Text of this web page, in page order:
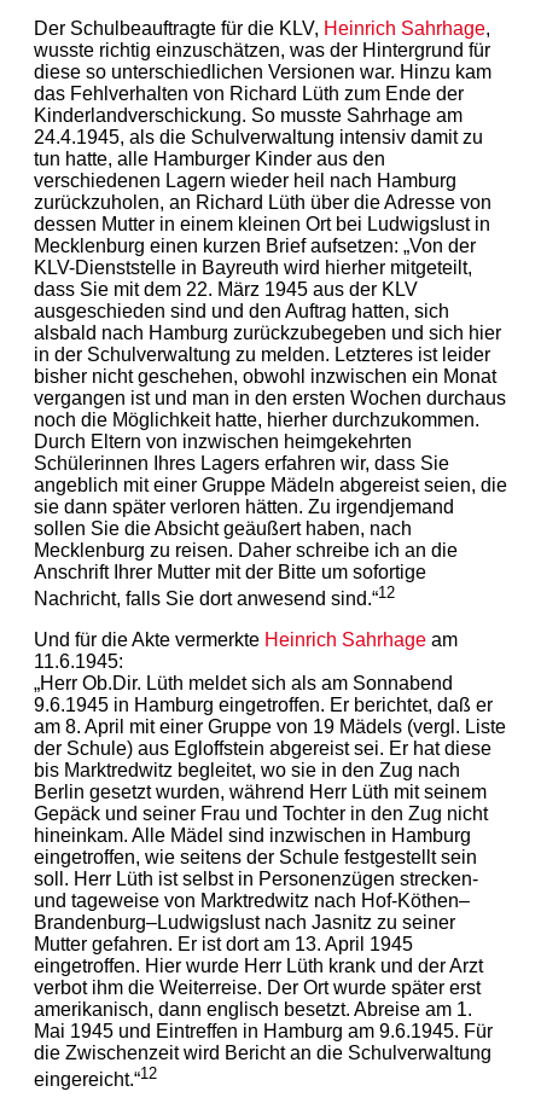
Der Schulbeauftragte für die KLV, Heinrich Sahrhage,
wusste richtig einzuschätzen, was der Hintergrund für
diese so unterschiedlichen Versionen war. Hinzu kam
das Fehlverhalten von Richard Lüth zum Ende der
Kinderlandverschickung. So musste Sahrhage am
24.4.1945, als die Schulverwaltung intensiv damit zu
tun hatte, alle Hamburger Kinder aus den
verschiedenen Lagern wieder heil nach Hamburg
zurückzuholen, an Richard Lüth über die Adresse von
dessen Mutter in einem kleinen Ort bei Ludwigslust in
Mecklenburg einen kurzen Brief aufsetzen: „Von der
KLV-Dienststelle in Bayreuth wird hierher mitgeteilt,
dass Sie mit dem 22. März 1945 aus der KLV
ausgeschieden sind und den Auftrag hatten, sich
alsbald nach Hamburg zurückzubegeben und sich hier
in der Schulverwaltung zu melden. Letzteres ist leider
bisher nicht geschehen, obwohl inzwischen ein Monat
vergangen ist und man in den ersten Wochen durchaus
noch die Möglichkeit hatte, hierher durchzukommen.
Durch Eltern von inzwischen heimgekehrten
Schülerinnen Ihres Lagers erfahren wir, dass Sie
angeblich mit einer Gruppe Mädeln abgereist seien, die
sie dann später verloren hätten. Zu irgendjemand
sollen Sie die Absicht geäußert haben, nach
Mecklenburg zu reisen. Daher schreibe ich an die
Anschrift Ihrer Mutter mit der Bitte um sofortige
Nachricht, falls Sie dort anwesend sind.“12
Und für die Akte vermerkte Heinrich Sahrhage am
11.6.1945:
„Herr Ob.Dir. Lüth meldet sich als am Sonnabend
9.6.1945 in Hamburg eingetroffen. Er berichtet, daß er
am 8. April mit einer Gruppe von 19 Mädels (vergl. Liste
der Schule) aus Egloffstein abgereist sei. Er hat diese
bis Marktredwitz begleitet, wo sie in den Zug nach
Berlin gesetzt wurden, während Herr Lüth mit seinem
Gepäck und seiner Frau und Tochter in den Zug nicht
hineinkam. Alle Mädel sind inzwischen in Hamburg
eingetroffen, wie seitens der Schule festgestellt sein
soll. Herr Lüth ist selbst in Personenzügen strecken-
und tageweise von Marktredwitz nach Hof-Köthen–
Brandenburg–Ludwigslust nach Jasnitz zu seiner
Mutter gefahren. Er ist dort am 13. April 1945
eingetroffen. Hier wurde Herr Lüth krank und der Arzt
verbot ihm die Weiterreise. Der Ort wurde später erst
amerikanisch, dann englisch besetzt. Abreise am 1.
Mai 1945 und Eintreffen in Hamburg am 9.6.1945. Für
die Zwischenzeit wird Bericht an die Schulverwaltung
eingereicht.“12